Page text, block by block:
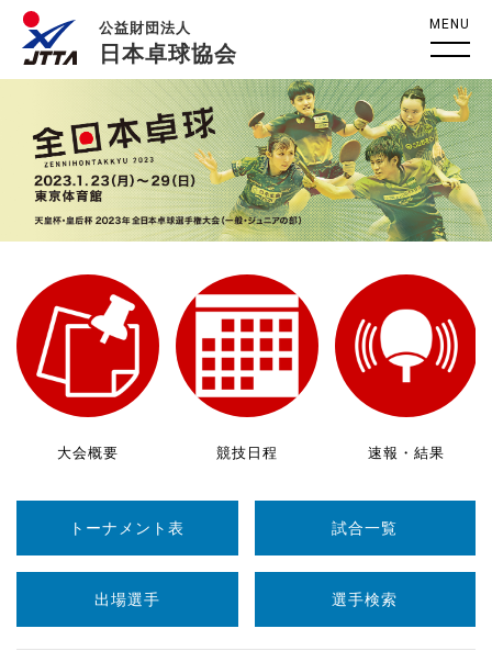
公益財団法人
日本卓球協会
MENU
大会概要 競技日程 速報・結果
トーナメント表 試合一覧
出場選手 選手検索